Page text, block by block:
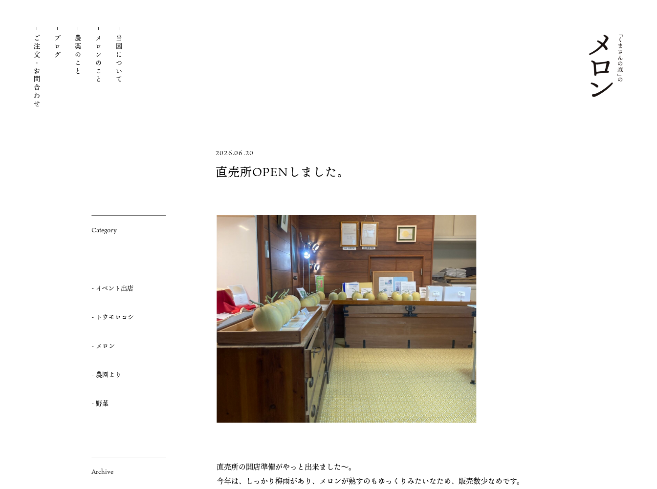
当園について
メロンのこと
農薬のこと
ブログ
ご注文・お問合わせ
2026.06.20
直売所OPENしました。
直売所の開店準備がやっと出来ました〜。
今年は、しっかり梅雨があり、メロンが熟すのもゆっくりみたいなため、販売数少なめです。
Category
イベント出店
トウモロコシ
メロン
農園より
野菜
Archive